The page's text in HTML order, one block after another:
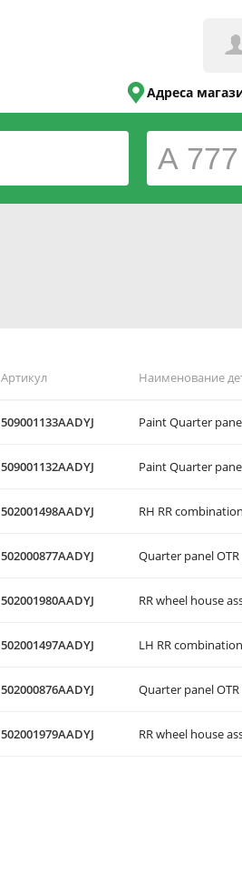
Адреса
Артикул Наименование
509001133AADYJ Paint Quarter
509001132AADYJ Paint Quarter
502001498AADYJ RH RR
502000877AADYJ
502001980AADYJ RR wheel house
502001497AADYJ LH RR
502000876AADYJ
502001979AADYJ RR wheel house